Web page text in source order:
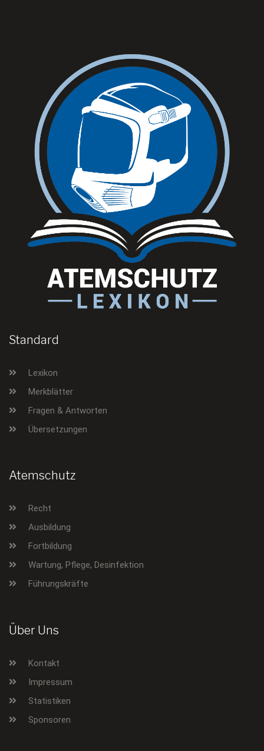
Standard
Lexikon
Merkblätter
Fragen & Antworten
Übersetzungen
Atemschutz
Recht
Ausbildung
Fortbildung
Wartung, Pflege, Desinfektion
Führungskräfte
Über Uns
Kontakt
Impressum
Statistiken
Sponsoren